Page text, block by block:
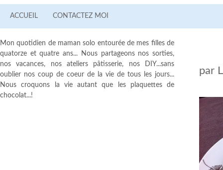
ACCUEIL CONTACTEZ MOI
par
Mon quotidien de maman solo entourée de mes filles de
quatorze et quatre ans... Nous partageons nos sorties,
nos vacances, nos ateliers pâtisserie, nos DIY...sans
oublier nos coup de coeur de la vie de tous les jours...
Nous croquons la vie autant que les plaquettes de
chocolat...!